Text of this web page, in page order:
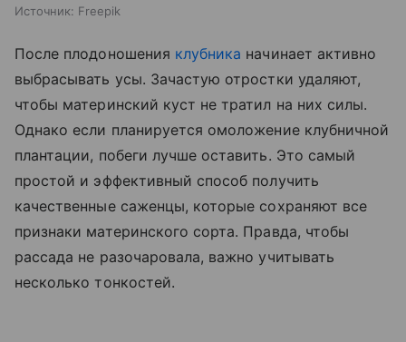
Источник: Freepik
После плодоношения клубника начинает активно
выбрасывать усы. Зачастую отростки удаляют,
чтобы материнский куст не тратил на них силы.
Однако если планируется омоложение клубничной
плантации, побеги лучше оставить. Это самый
простой и эффективный способ получить
качественные саженцы, которые сохраняют все
признаки материнского сорта. Правда, чтобы
рассада не разочаровала, важно учитывать
несколько тонкостей.